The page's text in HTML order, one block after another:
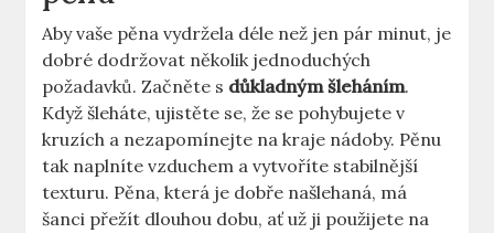
Aby vaše pěna vydržela déle než ‌jen pár minut, je
dobré dodržovat několik‌ jednoduchých
požadavků.​ Začněte s důkladným šleháním.
Když šleháte, ujistěte se, že se pohybujete v
kruzích a nezapomínejte na kraje nádoby. Pěnu
tak naplníte vzduchem a vytvoříte‍ stabilnější
texturu. ​Pěna, která je​ dobře našlehaná, má ​
šanci přežít dlouhou dobu, ať už ji použijete na